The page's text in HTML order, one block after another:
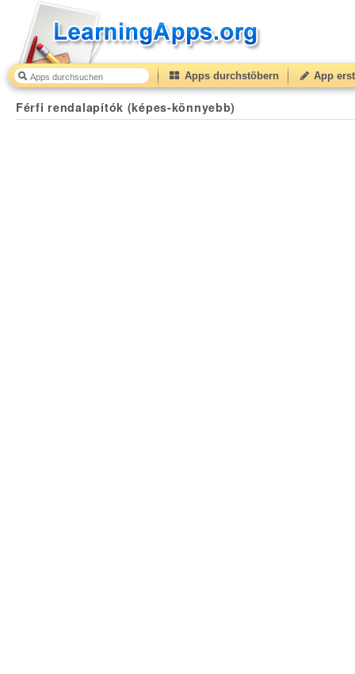
Apps durchstöbern App
Férfi rendalapítók (képes-könnyebb)